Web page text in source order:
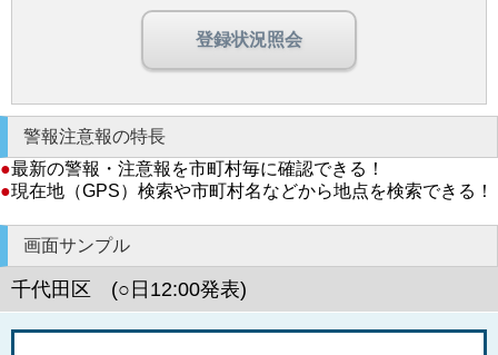
登録状況照会
警報注意報の特長
●最新の警報・注意報を市町村毎に確認できる！
●現在地（GPS）検索や市町村名などから地点を検索できる！
画面サンプル
千代田区 (○日12:00発表)